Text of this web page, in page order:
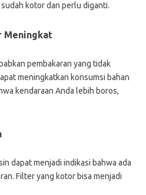
kotor dan perlu diganti.
Meningkat
pembakaran yang tidak
meningkatkan konsumsi bahan
kendaraan Anda lebih boros,
dapat menjadi indikasi bahwa ada
Filter yang kotor bisa menjadi